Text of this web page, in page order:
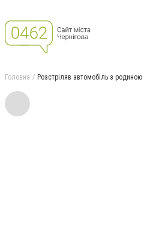
Головна Розстріляв автомобіль з